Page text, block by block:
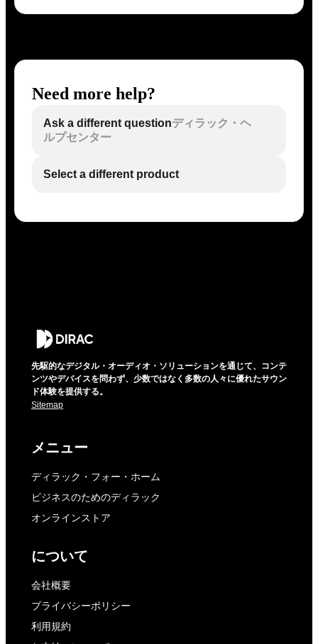
Need more help?
Ask a different questionディラック・ヘ
ルプセンター
Select a different product
先駆的なデジタル・オーディオ・ソリューションを通じて、コンテ
ンツやデバイスを問わず、少数ではなく多数の人々に優れたサウン
ド体験を提供する。
Sitemap
メニュー
ディラック・フォー・ホーム
ビジネスのためのディラック
オンラインストア
について
会社概要
プライバシーポリシー
利用規約